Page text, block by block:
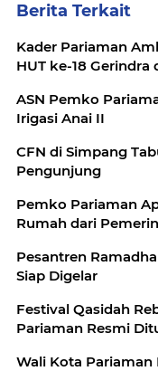
Berita Terkait
Kader Pariaman
HUT ke-18 Gerindra
ASN Pemko
Irigasi Anai II
CFN di Simpang
Pengunjung
Pemko Pariaman
Rumah dari
Pesantren
Siap Digelar
Festival Qasidah
Pariaman Resmi
Wali Kota Pariaman